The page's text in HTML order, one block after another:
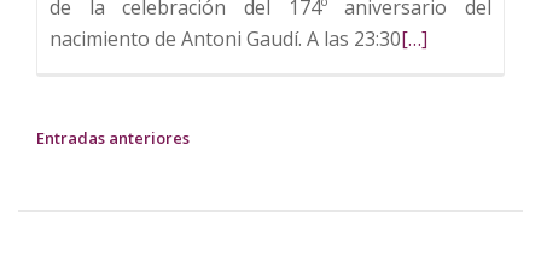
de la celebración del 174º aniversario del
nacimiento de Antoni Gaudí. A las 23:30Leer
[…]
NAVEGACIÓN
Entradas anteriores